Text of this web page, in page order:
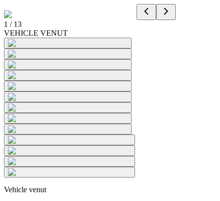
1 / 13
VEHICLE VENUT
Vehicle venut